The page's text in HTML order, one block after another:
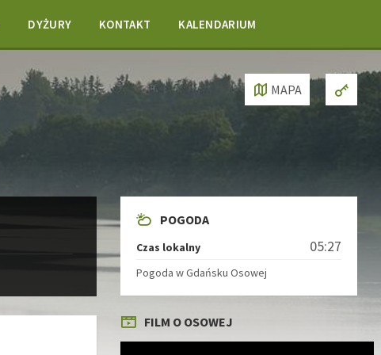
DYŻURY KONTAKT KALENDARIUM
MAPA
POGODA
Czas lokalny 05:27
Pogoda w Gdańsku Osowej
FILM O OSOWEJ